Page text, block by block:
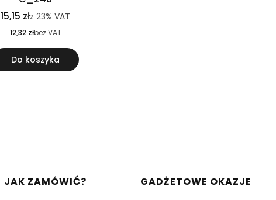
15,15 złz23% VAT
12,32 złbez VAT
Do koszyka
Linki w stopce
JAK ZAMÓWIĆ? GADŻETOWE OKAZJE